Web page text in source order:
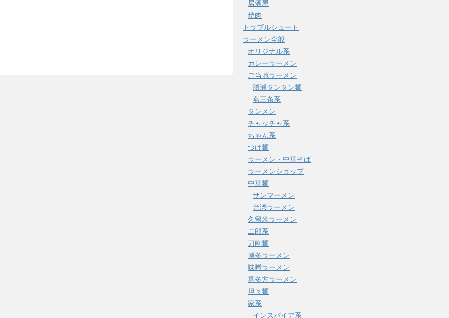
居酒屋
焼肉
トラブルシュート
ラーメン全般
オリジナル系
カレーラーメン
ご当地ラーメン
勝浦タンタン麺
燕三条系
タンメン
チャッチャ系
ちゃん系
つけ麺
ラーメン・中華そば
ラーメンショップ
中華麺
サンマーメン
台湾ラーメン
久留米ラーメン
二郎系
刀削麺
博多ラーメン
味噌ラーメン
喜多方ラーメン
坦々麺
家系
インスパイア系